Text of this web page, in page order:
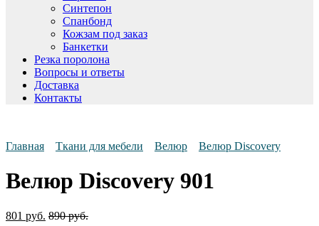
Синтепон
Спанбонд
Кожзам под заказ
Банкетки
Резка поролона
Вопросы и ответы
Доставка
Контакты
Главная Ткани для мебели Велюр Велюр Discovery
Велюр Discovery 901
801 руб. 890руб.